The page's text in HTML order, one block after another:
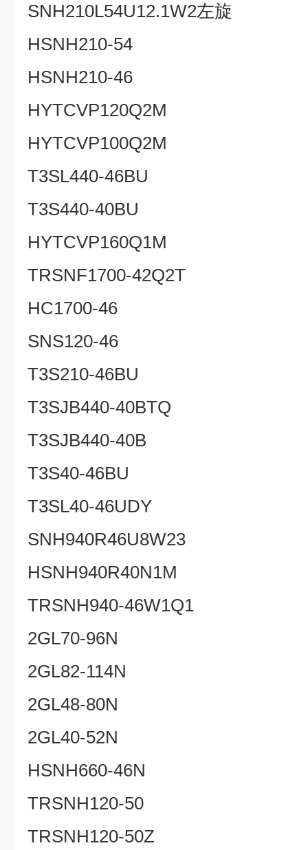
SNH210L54U12.1W2左旋
HSNH210-54
HSNH210-46
HYTCVP120Q2M
HYTCVP100Q2M
T3SL440-46BU
T3S440-40BU
HYTCVP160Q1M
TRSNF1700-42Q2T
HC1700-46
SNS120-46
T3S210-46BU
T3SJB440-40BTQ
T3SJB440-40B
T3S40-46BU
T3SL40-46UDY
SNH940R46U8W23
HSNH940R40N1M
TRSNH940-46W1Q1
2GL70-96N
2GL82-114N
2GL48-80N
2GL40-52N
HSNH660-46N
TRSNH120-50
TRSNH120-50Z